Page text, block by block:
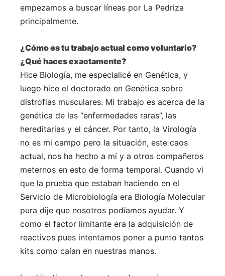
empezamos a buscar líneas por La Pedriza
principalmente.
¿Cómo es tu trabajo actual como voluntario?
¿Qué haces exactamente?
Hice Biología, me especialicé en Genética, y
luego hice el doctorado en Genética sobre
distrofias musculares. Mi trabajo es acerca de la
genética de las “enfermedades raras”, las
hereditarias y el cáncer. Por tanto, la Virología
no es mi campo pero la situación, este caos
actual, nos ha hecho a mí y a otros compañeros
meternos en esto de forma temporal. Cuando vi
que la prueba que estaban haciendo en el
Servicio de Microbiología era Biología Molecular
pura dije que nosotros podíamos ayudar. Y
como el factor limitante era la adquisición de
reactivos pues intentamos poner a punto tantos
kits como caían en nuestras manos.